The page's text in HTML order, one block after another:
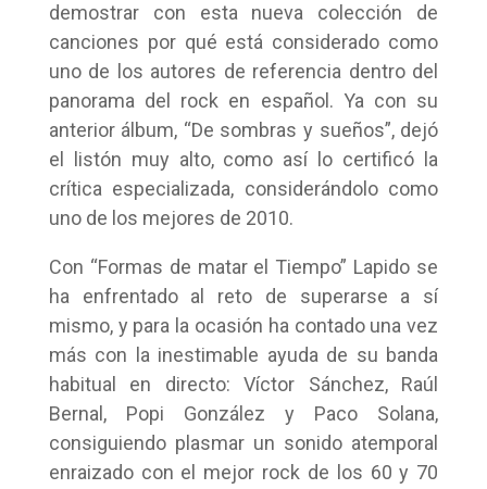
demostrar con esta nueva colección de
canciones por qué está considerado como
uno de los autores de referencia dentro del
panorama del rock en español. Ya con su
anterior álbum, “De sombras y sueños”, dejó
el listón muy alto, como así lo certificó la
crítica especializada, considerándolo como
uno de los mejores de 2010.
Con “Formas de matar el Tiempo” Lapido se
ha enfrentado al reto de superarse a sí
mismo, y para la ocasión ha contado una vez
más con la inestimable ayuda de su banda
habitual en directo: Víctor Sánchez, Raúl
Bernal, Popi González y Paco Solana,
consiguiendo plasmar un sonido atemporal
enraizado con el mejor rock de los 60 y 70